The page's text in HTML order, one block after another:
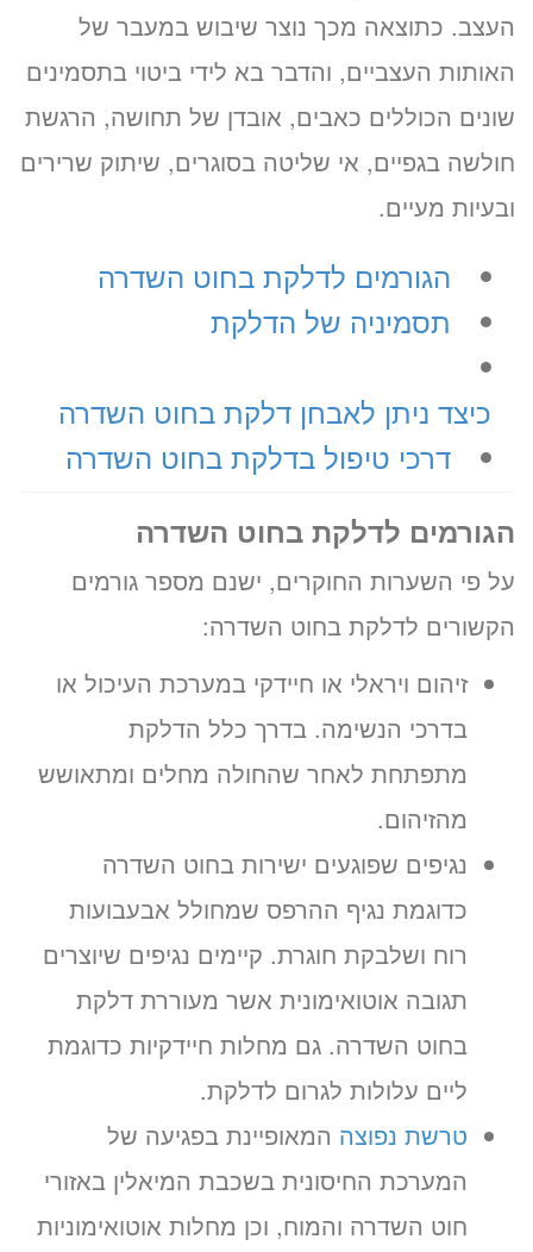
העצב. כתוצאה מכך נוצר שיבוש במעבר של
האותות העצביים, והדבר בא לידי ביטוי בתסמינים
שונים הכוללים כאבים, אובדן של תחושה, הרגשת
חולשה בגפיים, אי שליטה בסוגרים, שיתוק שרירים
ובעיות מעיים.
הגורמים לדלקת בחוט השדרה
תסמיניה של הדלקת
כיצד ניתן לאבחן דלקת בחוט השדרה
דרכי טיפול בדלקת בחוט השדרה
הגורמים לדלקת בחוט השדרה
על פי השערות החוקרים, ישנם מספר גורמים
הקשורים לדלקת בחוט השדרה:
זיהום ויראלי או חיידקי במערכת העיכול או
בדרכי הנשימה. בדרך כלל הדלקת
מתפתחת לאחר שהחולה מחלים ומתאושש
מהזיהום.
נגיפים שפוגעים ישירות בחוט השדרה
כדוגמת נגיף ההרפס שמחולל אבעבועות
רוח ושלבקת חוגרת. קיימים נגיפים שיוצרים
תגובה אוטואימונית אשר מעוררת דלקת
בחוט השדרה. גם מחלות חיידקיות כדוגמת
ליים עלולות לגרום לדלקת.
טרשת נפוצה המאופיינת בפגיעה של
המערכת החיסונית בשכבת המיאלין באזורי
חוט השדרה והמוח, וכן מחלות אוטואימוניות